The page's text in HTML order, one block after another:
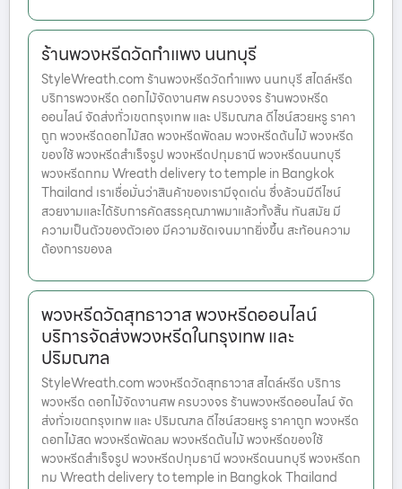
ร้านพวงหรีดวัดกำแพง นนทบุรี
StyleWreath.com ร้านพวงหรีดวัดกำแพง นนทบุรี สไตล์หรีด
บริการพวงหรีด ดอกไม้จัดงานศพ ครบวงจร ร้านพวงหรีด
ออนไลน์ จัดส่งทั่วเขตกรุงเทพ และ ปริมณฑล ดีไซน์สวยหรู ราคา
ถูก พวงหรีดดอกไม้สด พวงหรีดพัดลม พวงหรีดต้นไม้ พวงหรีด
ของใช้ พวงหรีดสำเร็จรูป พวงหรีดปทุมธานี พวงหรีดนนทบุรี
พวงหรีดกทม Wreath delivery to temple in Bangkok
Thailand เราเชื่อมั่นว่าสินค้าของเรามีจุดเด่น ซึ่งล้วนมีดีไซน์
สวยงามและได้รับการคัดสรรคุณภาพมาแล้วทั้งสิ้น ทันสมัย มี
ความเป็นตัวของตัวเอง มีความชัดเจนมากยิ่งขึ้น สะท้อนความ
ต้องการของล
พวงหรีดวัดสุทธาวาส พวงหรีดออนไลน์
บริการจัดส่งพวงหรีดในกรุงเทพ และ
ปริมณฑล
StyleWreath.com พวงหรีดวัดสุทธาวาส สไตล์หรีด บริการ
พวงหรีด ดอกไม้จัดงานศพ ครบวงจร ร้านพวงหรีดออนไลน์ จัด
ส่งทั่วเขตกรุงเทพ และ ปริมณฑล ดีไซน์สวยหรู ราคาถูก พวงหรีด
ดอกไม้สด พวงหรีดพัดลม พวงหรีดต้นไม้ พวงหรีดของใช้
พวงหรีดสำเร็จรูป พวงหรีดปทุมธานี พวงหรีดนนทบุรี พวงหรีดก
ทม Wreath delivery to temple in Bangkok Thailand